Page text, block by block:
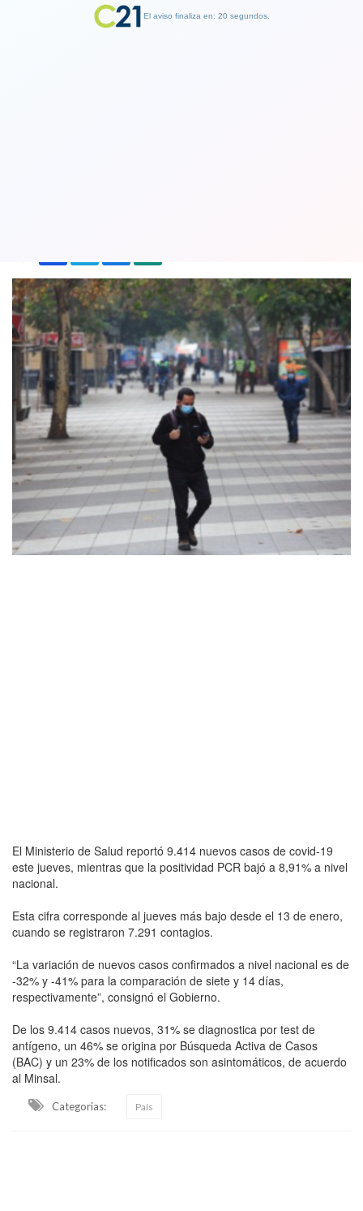
El Ministerio de Salud reportó 9.414 nuevos casos de covid-19
este jueves, mientras que la positividad PCR bajó a 8,91% a nivel
nacional.
Esta cifra corresponde al jueves más bajo desde el 13 de enero,
cuando se registraron 7.291 contagios.
“La variación de nuevos casos confirmados a nivel nacional es de
-32% y -41% para la comparación de siete y 14 días,
respectivamente”, consignó el Gobierno.
De los 9.414 casos nuevos, 31% se diagnostica por test de
antígeno, un 46% se origina por Búsqueda Activa de Casos
(BAC) y un 23% de los notificados son asintomáticos, de acuerdo
al Minsal.
Categorias: País
El aviso finaliza en: 19 segundos.